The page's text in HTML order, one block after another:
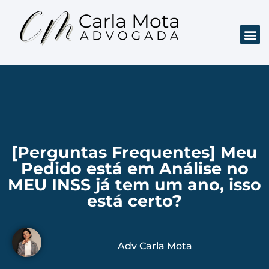
[Perguntas Frequentes] Meu
Pedido está em Análise no
MEU INSS já tem um ano, isso
está certo?
Adv Carla Mota